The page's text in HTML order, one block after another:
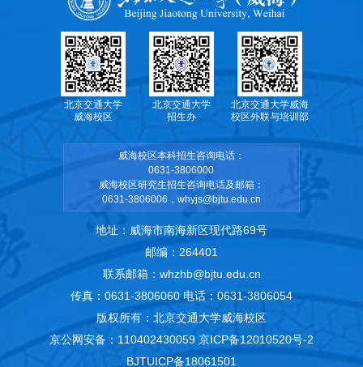
北京交通大学
威海校区
北京交通大学
招生办
北京交通大学威海
校区外联与培训部
威海校区本科招生咨询电话：
0631-3806000
威海校区研究生招生咨询电话及邮箱：
0631-3806006，whyjs@bjtu.edu.cn
地址：威海市南海新区现代路69号
邮编：264401
联系邮箱：whzhb@bjtu.edu.cn
传真：0631-3806060 电话：0631-3806054
版权所有：北京交通大学威海校区
京公网安备：110402430059 京ICP备12010520号-2
BJTUICP备18061501